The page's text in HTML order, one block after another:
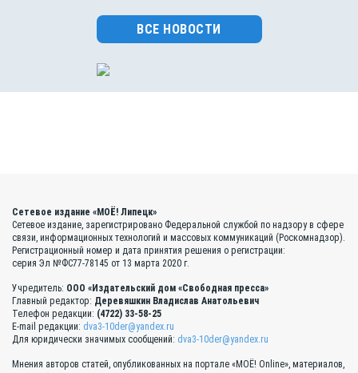
ВСЕ НОВОСТИ
Сетевое издание «МОЁ! Липецк»
Сетевое издание, зарегистрировано Федеральной службой по надзору в сфере
связи, информационных технологий и массовых коммуникаций (Роскомнадзор).
Регистрационный номер и дата принятия решения о регистрации:
серия Эл №ФС77-78145 от 13 марта 2020 г.
Учредитель: ООО «Издательский дом «Свободная пресса»
Главный редактор: Деревяшкин Владислав Анатольевич
Телефон редакции: (4722) 33-58-25
E-mail редакции: dva3-10der@yandex.ru
Для юридически значимых сообщений: dva3-10der@yandex.ru
Мнения авторов статей, опубликованных на портале «МОЁ! Online», материалов,